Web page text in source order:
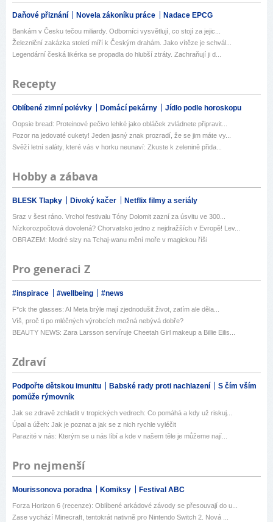
Daňové přiznání Novela zákoníku práce Nadace EPCG
Bankám v Česku tečou miliardy. Odborníci vysvětlují, co stojí za jejic...
Železniční zakázka století míří k Českým drahám. Jako vítěze je schvál...
Legendární česká likérka se propadla do hlubší ztráty. Zachraňují ji d...
Recepty
Oblíbené zimní polévky Domácí pekárny Jídlo podle horoskopu
Oopsie bread: Proteinové pečivo lehké jako obláček zvládnete připravit...
Pozor na jedovaté cukety! Jeden jasný znak prozradí, že se jim máte vy...
Svěží letní saláty, které vás v horku neunaví: Zkuste k zelenině přida...
Hobby a zábava
BLESK Tlapky Divoký kačer Netflix filmy a seriály
Sraz v šest ráno. Vrchol festivalu Tóny Dolomit zazní za úsvitu ve 300...
Nízkorozpočtová dovolená? Chorvatsko jedno z nejdražších v Evropě! Lev...
OBRAZEM: Modré slzy na Tchaj-wanu mění moře v magickou říši
Pro generaci Z
#inspirace #wellbeing #news
F*ck the glasses: AI Meta brýle mají zjednodušit život, zatím ale děla...
Víš, proč ti po mléčných výrobcích možná nebývá dobře?
BEAUTY NEWS: Zara Larsson servíruje Cheetah Girl makeup a Billie Eilis...
Zdraví
Podpořte dětskou imunitu Babské rady proti nachlazení
S čím vším
pomůže rýmovník
Jak se zdravě zchladit v tropických vedrech: Co pomáhá a kdy už riskuj...
Úpal a úžeh: Jak je poznat a jak se z nich rychle vyléčit
Parazité v nás: Kterým se u nás líbí a kde v našem těle je můžeme nají...
Pro nejmenší
Mourissonova poradna Komiksy Festival ABC
Forza Horizon 6 (recenze): Oblíbené arkádové závody se přesouvají do u...
Zase vychází Minecraft, tentokrát nativně pro Nintendo Switch 2. Nová ...